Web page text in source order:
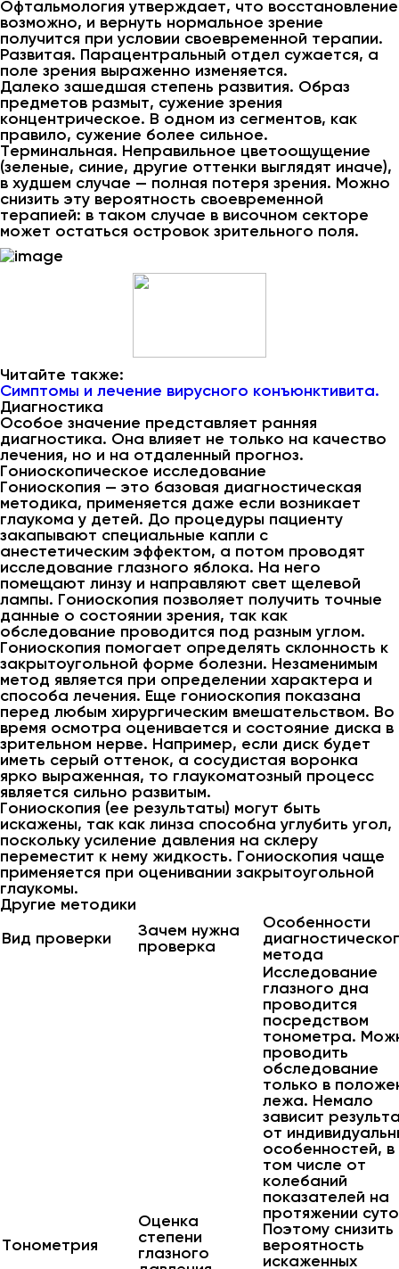
Офтальмология утверждает, что восстановление
возможно, и вернуть нормальное зрение
получится при условии своевременной терапии.
Развитая. Парацентральный отдел сужается, а
поле зрения выраженно изменяется.
Далеко зашедшая степень развития. Образ
предметов размыт, сужение зрения
концентрическое. В одном из сегментов, как
правило, сужение более сильное.
Терминальная. Неправильное цветоощущение
(зеленые, синие, другие оттенки выглядят иначе),
в худшем случае — полная потеря зрения. Можно
снизить эту вероятность своевременной
терапией: в таком случае в височном секторе
может остаться островок зрительного поля.
Читайте также:
Симптомы и лечение вирусного конъюнктивита.
Диагностика
Особое значение представляет ранняя
диагностика. Она влияет не только на качество
лечения, но и на отдаленный прогноз.
Гониоскопическое исследование
Гониоскопия — это базовая диагностическая
методика, применяется даже если возникает
глаукома у детей. До процедуры пациенту
закапывают специальные капли с
анестетическим эффектом, а потом проводят
исследование глазного яблока. На него
помещают линзу и направляют свет щелевой
лампы. Гониоскопия позволяет получить точные
данные о состоянии зрения, так как
обследование проводится под разным углом.
Гониоскопия помогает определять склонность к
закрытоугольной форме болезни. Незаменимым
метод является при определении характера и
способа лечения. Еще гониоскопия показана
перед любым хирургическим вмешательством. Во
время осмотра оценивается и состояние диска в
зрительном нерве. Например, если диск будет
иметь серый оттенок, а сосудистая воронка
ярко выраженная, то глаукоматозный процесс
является сильно развитым.
Гониоскопия (ее результаты) могут быть
искажены, так как линза способна углубить угол,
поскольку усиление давления на склеру
переместит к нему жидкость. Гониоскопия чаще
применяется при оценивании закрытоугольной
глаукомы.
Другие методики
Вид проверки
Зачем нужна
проверка
Особенности
метода
Тонометрия
Оценка
степени
глазного
Исследование
глазного дна
проводится
посредством
тонометра.
проводить
обследование
только в
лежа. Немало
зависит
от
особенностей, в
том числе от
колебаний
показателей на
протяжении
Поэтому снизить
вероятность
искаженных